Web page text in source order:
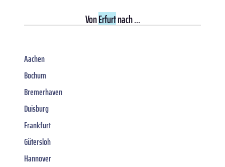
VonErfurtnach ...
Aachen
Bochum
Bremerhaven
Duisburg
Frankfurt
Gütersloh
Hannover